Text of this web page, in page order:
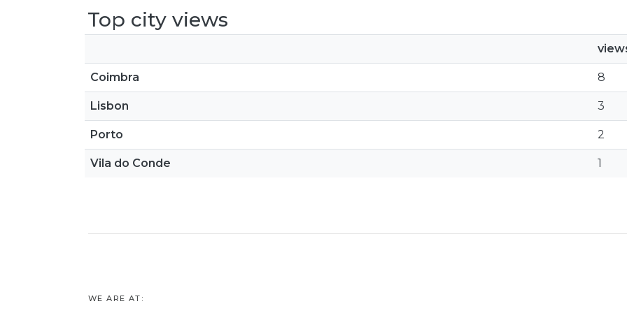
Top city views
Coimbra 8
Lisbon 3
Porto 2
Vila do Conde 1
WE ARE AT: